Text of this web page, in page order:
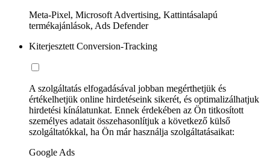
Meta-Pixel, Microsoft Advertising, Kattintásalapú
termékajánlások, Ads Defender
Kiterjesztett Conversion-Tracking
A szolgáltatás elfogadásával jobban megérthetjük és
értékelhetjük online hirdetéseink sikerét, és optimalizálhatjuk
hirdetési kínálatunkat. Ennek érdekében az Ön titkosított
személyes adatait összehasonlítjuk a következő külső
szolgáltatókkal, ha Ön már használja szolgáltatásaikat:
Google Ads